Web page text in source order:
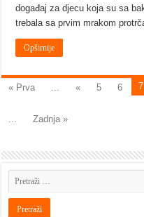
događaj za djecu koja su sa
trebala sa prvim mrakom
Opširnije
« Prva ... « 5 6 7
...
Zadnja »